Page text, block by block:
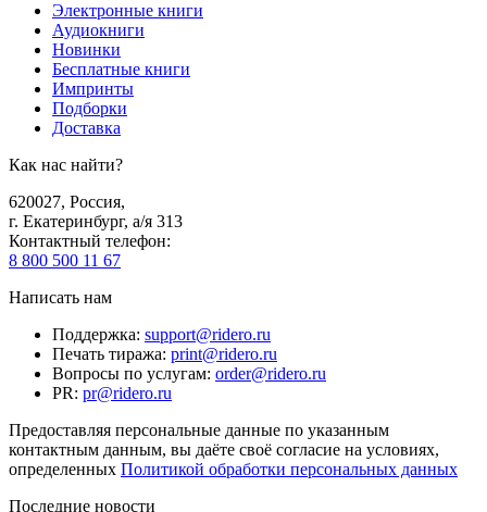
Электронные книги
Аудиокниги
Новинки
Бесплатные книги
Импринты
Подборки
Доставка
Как нас найти?
620027, Россия,
г. Екатеринбург, а/я 313
Контактный телефон:
8 800 500 11 67
Написать нам
Поддержка: support@ridero.ru
Печать тиража: print@ridero.ru
Вопросы по услугам: order@ridero.ru
PR: pr@ridero.ru
Предоставляя персональные данные по указанным
контактным данным, вы даёте своё согласие на условиях,
определенных Политикой обработки персональных данных
Последние новости